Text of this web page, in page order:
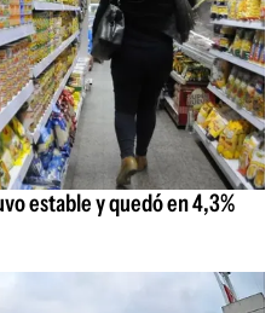
estable y quedó en 4,3%